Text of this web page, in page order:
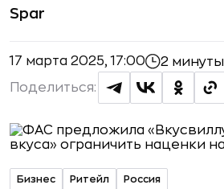
Spar
17 марта 2025, 17:00 2 минуты
Поделиться:
Бизнес Ритейл Россия